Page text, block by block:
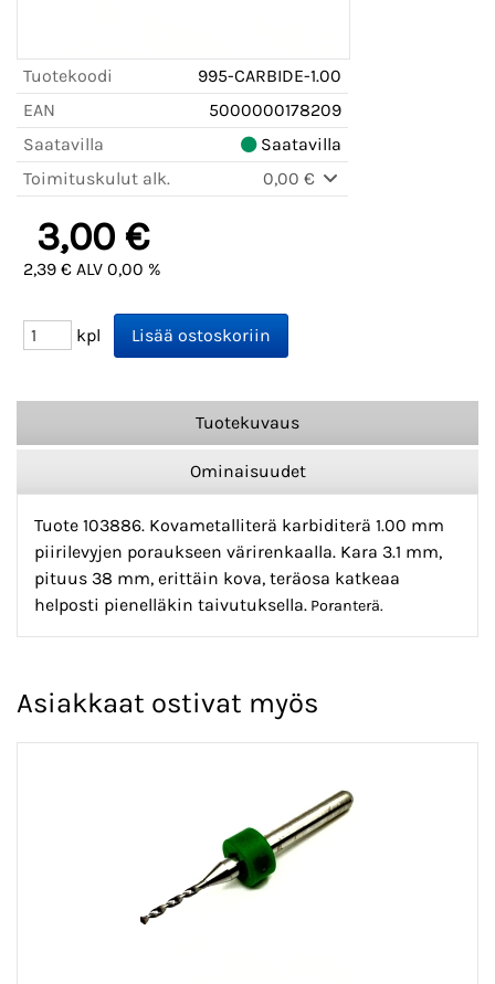
Tuotekoodi
995-CARBIDE-1.00
EAN
5000000178209
Saatavilla
Saatavilla
Toimituskulut alk.
0,00 €
3,00 €
2,39 € ALV 0,00 %
kpl
Tuotekuvaus
Ominaisuudet
Tuote 103886. Kovametalliterä karbiditerä 1.00 mm
piirilevyjen poraukseen värirenkaalla. Kara 3.1 mm,
pituus 38 mm, erittäin kova, teräosa katkeaa
helposti pienelläkin taivutuksella. Poranterä.
Asiakkaat ostivat myös